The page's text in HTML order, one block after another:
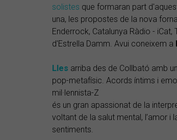
solistes que formaran part
una, les propostes de la nova
Enderrock, Catalunya Ràdio -
d'Estrella Damm. Avui coneixem a
Lles arriba des de Collbató amb
pop-metafísic. Acords íntims i
mil·lennista-Z
és un gran apassionat de la
voltant de la salut mental, l’amor
sentiments.